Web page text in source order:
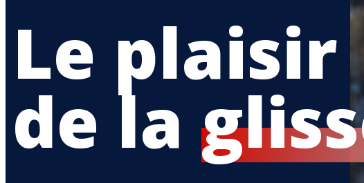
Le plaisir
de la